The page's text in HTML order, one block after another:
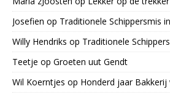
Josefien op Traditionele Schippersmis
Willy Hendriks op Traditionele
Teetje op Groeten uut Gendt
Wil Koerntjes op Honderd jaar Bakkerij